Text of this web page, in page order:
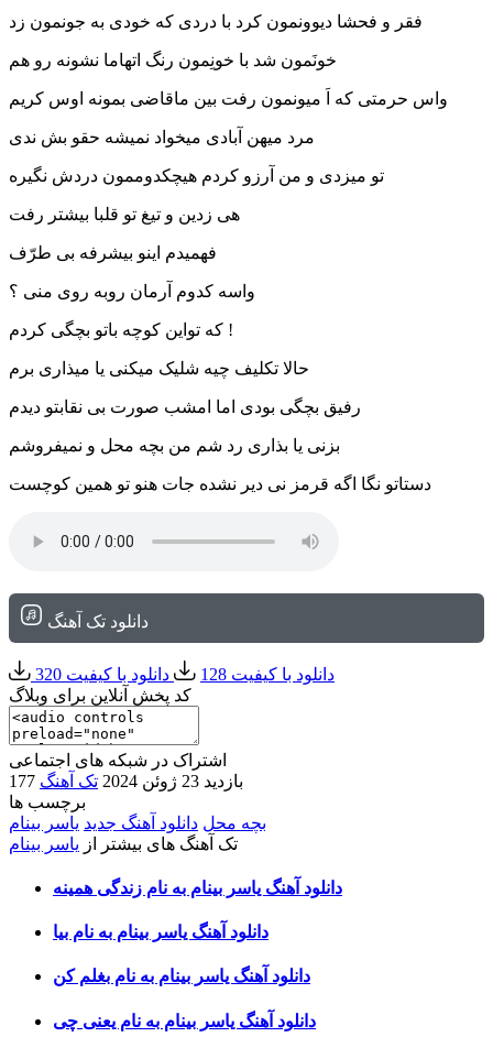
فقر و فحشا دیوونمون کرد با دردی که خودی به جونمون زد
خونَمون شد با خونِمون رنگ اتهاما نشونه رو هم
واس حرمتی که اَ میونمون رفت بین ماقاضی بمونه اوس کریم
مرد میهن آبادی میخواد نمیشه حقو بش ندی
تو میزدی و من آرزو کردم هیچکدوممون دردش نگیره
هی زدین و تیغ تو قلبا بیشتر رفت
فهمیدم اینو بیشرفه بی طرّف
واسه کدوم آرمان روبه روی منی ؟
که تواین کوچه باتو بچگی کردم !
حالا تکلیف چیه شلیک میکنی یا میذاری برم
رفیق بچگی بودی اما امشب صورت بی نقابتو دیدم
بزنی یا بذاری رد شم من بچه محل و نمیفروشم
دستاتو نگا اگه قرمز نی دیر نشده جات هنو تو همین کوچست
دانلود تک آهنگ
دانلود با کیفیت 128
دانلود با کیفیت 320
کد پخش آنلاین برای وبلاگ
اشتراک در شبکه های اجتماعی
177 بازدید 23 ژوئن 2024
تک آهنگ
برچسب ها
بچه محل دانلود آهنگ جدید یاسر بینام
تک آهنگ های بیشتر از یاسر بینام
دانلود آهنگ یاسر بینام به نام زندگی همینه
دانلود آهنگ یاسر بینام به نام بیا
دانلود آهنگ یاسر بینام به نام بغلم کن
دانلود آهنگ یاسر بینام به نام یعنی چی